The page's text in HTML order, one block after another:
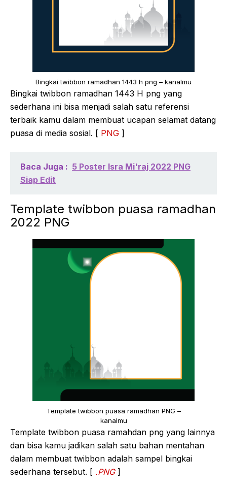
Bingkai twibbon ramadhan 1443 h png – kanalmu
Bingkai twibbon ramadhan 1443 H png yang
sederhana ini bisa menjadi salah satu referensi
terbaik kamu dalam membuat ucapan selamat datang
puasa di media sosial. [ PNG ]
Baca Juga : 5 Poster Isra Mi'raj 2022 PNG
Siap Edit
Template twibbon puasa ramadhan
2022 PNG
Template twibbon puasa ramadhan PNG –
kanalmu
Template twibbon puasa ramahdan png yang lainnya
dan bisa kamu jadikan salah satu bahan mentahan
dalam membuat twibbon adalah sampel bingkai
sederhana tersebut. [ .PNG ]